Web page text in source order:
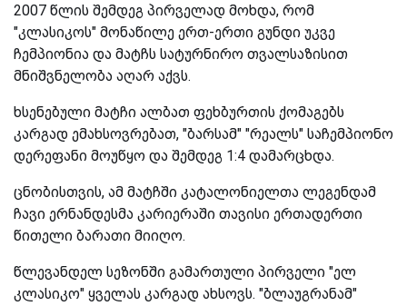
2007 წლის შემდეგ პირველად მოხდა, რომ
"კლასიკოს" მონაწილე ერთ-ერთი გუნდი უკვე
ჩემპიონია და მატჩს სატურნირო თვალსაზისით
მნიშვნელობა აღარ აქვს.
ხსენებული მატჩი ალბათ ფეხბურთის ქომაგებს
კარგად ემახსოვრებათ, "ბარსამ" "რეალს" საჩემპიონო
დერეფანი მოუწყო და შემდეგ 1:4 დამარცხდა.
ცნობისთვის, ამ მატჩში კატალონიელთა ლეგენდამ
ჩავი ერნანდესმა კარიერაში თავისი ერთადერთი
წითელი ბარათი მიიღო.
წლევანდელ სეზონში გამართული პირველი "ელ
კლასიკო" ყველას კარგად ახსოვს. "ბლაუგრანამ"